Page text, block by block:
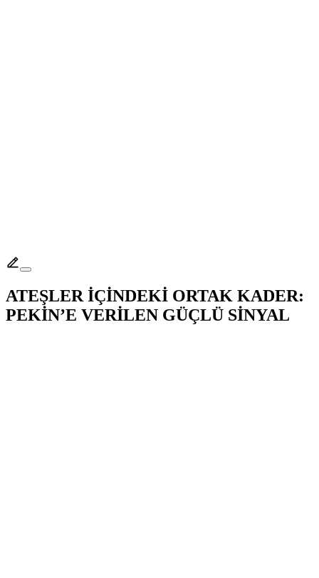
ATEŞLER İÇİNDEKİ ORTAK KADER:
PEKİN’E VERİLEN GÜÇLÜ SİNYAL